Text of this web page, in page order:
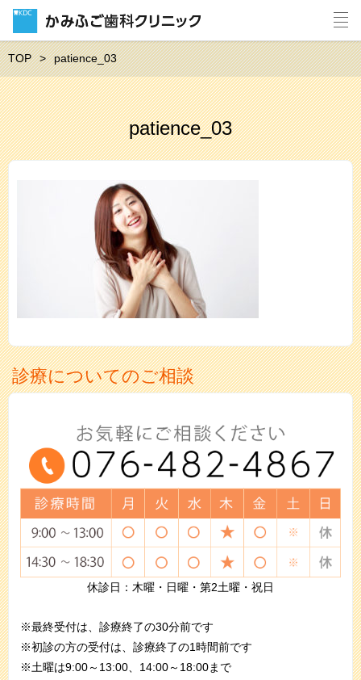
TOP patience_03
patience_03
診療についてのご相談
休診日：木曜・日曜・第2土曜・祝日
※最終受付は、診療終了の30分前です
※初診の方の受付は、診療終了の1時間前です
※土曜は9:00～13:00、14:00～18:00まで